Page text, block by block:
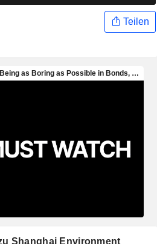
Teilen
Shanghai Environment